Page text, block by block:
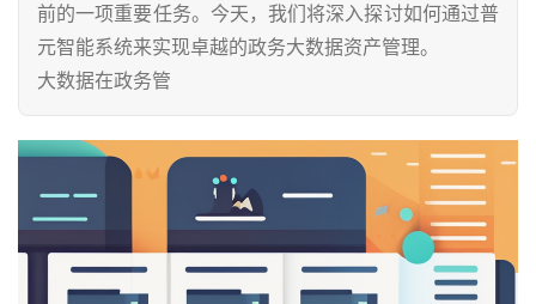
前的一项重要任务。今天，我们将深入探讨如何通过普
元智能系统来实现卓越的政务大数据资产管理。
大数据在政务管